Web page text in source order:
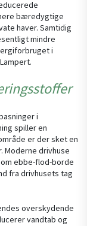
bæredygtige
haver. Samtidig
mindre
i
i
spiller en
er der sket en
Moderne drivhuse
ebbe-flod-borde
fra drivhusets tag
overskydende
vandtab og